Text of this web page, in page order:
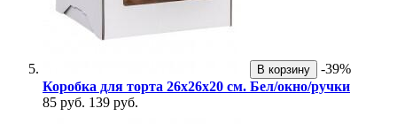
В корзину
-39%
Коробка для торта 26х26х20 см. Бел/окно/ручки
85 руб. 139 руб.